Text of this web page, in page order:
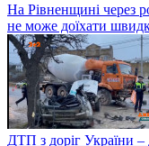
На Рівненщині через
не може доїхати
ДТП з доріг України